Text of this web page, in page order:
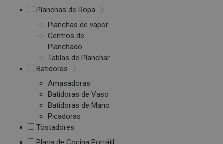
Planchas de Ropa
Planchas de vapor
Centros de
Planchado
Tablas de Planchar
Batidoras
Amasadoras
Batidoras de Vaso
Batidoras de Mano
Picadoras
Tostadores
Placa de Cocina Portátil